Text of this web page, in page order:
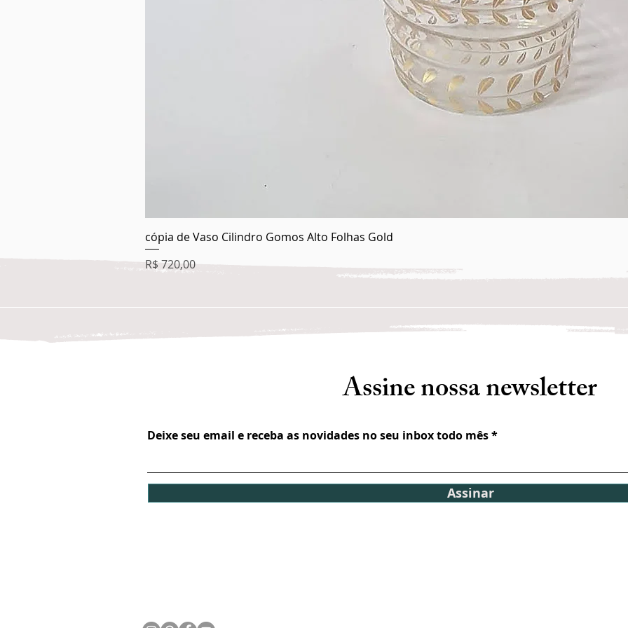
cópia de Vaso Cilindro Gomos Alto Folhas Gold
Preço
R$ 720,00
Assine nossa newsletter
Deixe seu email e receba as novidades no seu inbox todo mês
Assinar